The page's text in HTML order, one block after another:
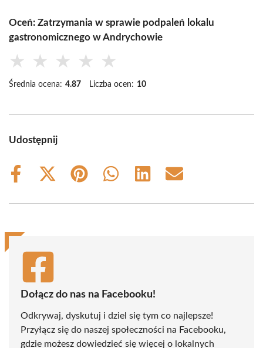
Oceń: Zatrzymania w sprawie podpaleń lokalu
gastronomicznego w Andrychowie
★ ★ ★ ★ ★
Średnia ocena: 4.87 Liczba ocen: 10
Udostępnij
Share
Share
(Twitter)
Share
Share
Share
Share
Dołącz do nas na Facebooku!
Odkrywaj, dyskutuj i dziel się tym co najlepsze!
Przyłącz się do naszej społeczności na Facebooku,
gdzie możesz dowiedzieć się więcej o lokalnych